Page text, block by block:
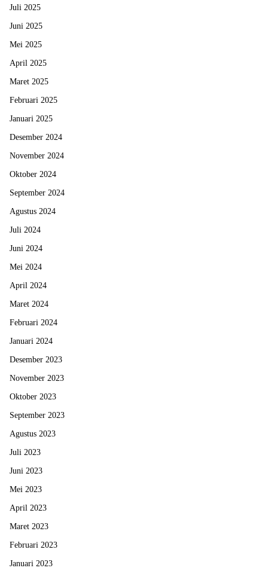
Juli 2025
Juni 2025
Mei 2025
April 2025
Maret 2025
Februari 2025
Januari 2025
Desember 2024
November 2024
Oktober 2024
September 2024
Agustus 2024
Juli 2024
Juni 2024
Mei 2024
April 2024
Maret 2024
Februari 2024
Januari 2024
Desember 2023
November 2023
Oktober 2023
September 2023
Agustus 2023
Juli 2023
Juni 2023
Mei 2023
April 2023
Maret 2023
Februari 2023
Januari 2023